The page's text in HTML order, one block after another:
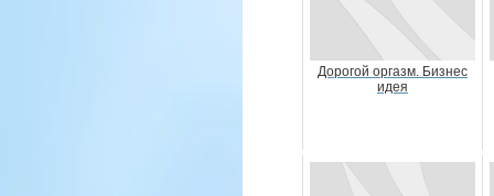
Дорогой оргазм. Бизнес
идея